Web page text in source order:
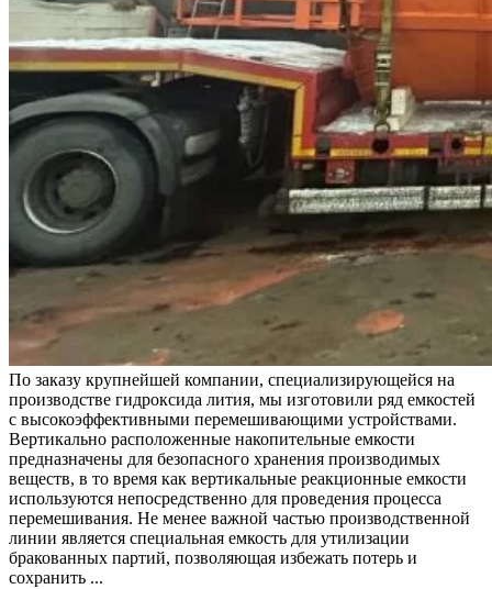
По заказу крупнейшей компании, специализирующейся на
производстве гидроксида лития, мы изготовили ряд емкостей
с высокоэффективными перемешивающими устройствами.
Вертикально расположенные накопительные емкости
предназначены для безопасного хранения производимых
веществ, в то время как вертикальные реакционные емкости
используются непосредственно для проведения процесса
перемешивания. Не менее важной частью производственной
линии является специальная емкость для утилизации
бракованных партий, позволяющая избежать потерь и
сохранить ...